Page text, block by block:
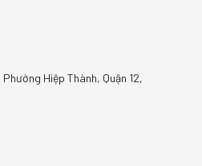
Hiệp Thành, Quận 12,